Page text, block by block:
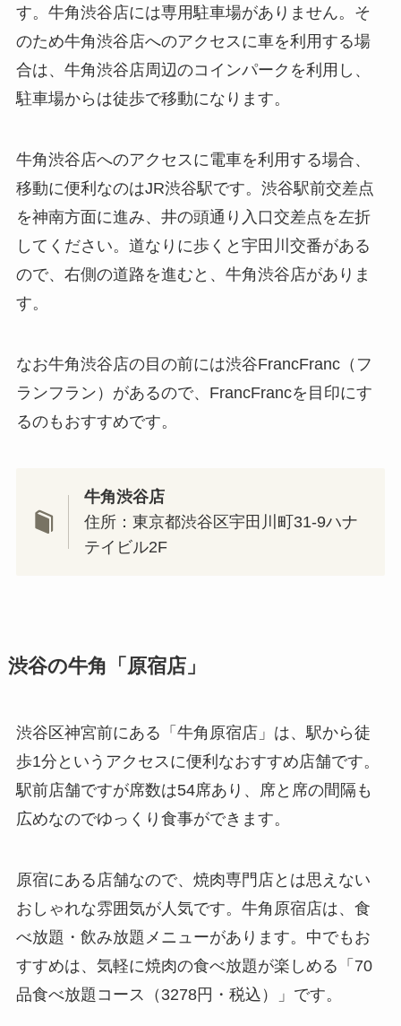
す。牛角渋谷店には専用駐車場がありません。そ
のため牛角渋谷店へのアクセスに車を利用する場
合は、牛角渋谷店周辺のコインパークを利用し、
駐車場からは徒歩で移動になります。
牛角渋谷店へのアクセスに電車を利用する場合、
移動に便利なのはJR渋谷駅です。渋谷駅前交差点
を神南方面に進み、井の頭通り入口交差点を左折
してください。道なりに歩くと宇田川交番がある
ので、右側の道路を進むと、牛角渋谷店がありま
す。
なお牛角渋谷店の目の前には渋谷FrancFranc（フ
ランフラン）があるので、FrancFrancを目印にす
るのもおすすめです。
牛角渋谷店
住所：東京都渋谷区宇田川町31-9ハナ
テイビル2F
渋谷の牛角「原宿店」
渋谷区神宮前にある「牛角原宿店」は、駅から徒
歩1分というアクセスに便利なおすすめ店舗です。
駅前店舗ですが席数は54席あり、席と席の間隔も
広めなのでゆっくり食事ができます。
原宿にある店舗なので、焼肉専門店とは思えない
おしゃれな雰囲気が人気です。牛角原宿店は、食
べ放題・飲み放題メニューがあります。中でもお
すすめは、気軽に焼肉の食べ放題が楽しめる「70
品食べ放題コース（3278円・税込）」です。